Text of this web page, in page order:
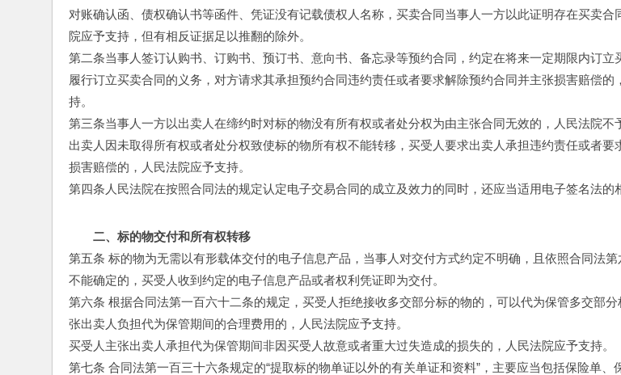
对账确认函、债权确认书等函件、凭证没有记载债权人名称，买卖合同当事人一方以此证明存在买卖合
院应予支持，但有相反证据足以推翻的除外。
第二条当事人签订认购书、订购书、预订书、意向书、备忘录等预约合同，约定在将来一定期限内订立
履行订立买卖合同的义务，对方请求其承担预约合同违约责任或者要求解除预约合同并主张损害赔偿的
持。
第三条当事人一方以出卖人在缔约时对标的物没有所有权或者处分权为由主张合同无效的，人民法院不
出卖人因未取得所有权或者处分权致使标的物所有权不能转移，买受人要求出卖人承担违约责任或者要
损害赔偿的，人民法院应予支持。
第四条人民法院在按照合同法的规定认定电子交易合同的成立及效力的同时，还应当适用电子签名法的
二、标的物交付和所有权转移
第五条 标的物为无需以有形载体交付的电子信息产品，当事人对交付方式约定不明确，且依照合同法
不能确定的，买受人收到约定的电子信息产品或者权利凭证即为交付。
第六条 根据合同法第一百六十二条的规定，买受人拒绝接收多交部分标的物的，可以代为保管多交部
张出卖人负担代为保管期间的合理费用的，人民法院应予支持。
买受人主张出卖人承担代为保管期间非因买受人故意或者重大过失造成的损失的，人民法院应予支持。
第七条 合同法第一百三十六条规定的“提取标的物单证以外的有关单证和资料”，主要应当包括保险单、